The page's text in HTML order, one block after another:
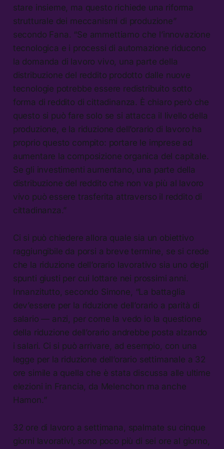
stare insieme, ma questo richiede una riforma
strutturale dei meccanismi di produzione”
secondo Fana. “Se ammettiamo che l’innovazione
tecnologica e i processi di automazione riducono
la domanda di lavoro vivo, una parte della
distribuzione del reddito prodotto dalle nuove
tecnologie potrebbe essere redistribuito sotto
forma di reddito di cittadinanza. È chiaro però che
questo si può fare solo se si attacca il livello della
produzione, e la riduzione dell’orario di lavoro ha
proprio questo compito: portare le imprese ad
aumentare la composizione organica del capitale.
Se gli investimenti aumentano, una parte della
distribuzione del reddito che non va più al lavoro
vivo può essere trasferita attraverso il reddito di
cittadinanza.”
Ci si può chiedere allora quale sia un obiettivo
raggiungibile da porsi a breve termine, se si crede
che la riduzione dell’orario lavorativo sia uno degli
spunti giusti per cui lottare nei prossimi anni.
Innanzitutto, secondo Simone, “La battaglia
dev’essere per la riduzione dell’orario a parità di
salario — anzi, per come la vedo io la questione
della riduzione dell’orario andrebbe posta alzando
i salari. Ci si può arrivare, ad esempio, con una
legge per la riduzione dell’orario settimanale a 32
ore simile a quella che è stata discussa alle ultime
elezioni in Francia, da Melenchon ma anche
Hamon.”
32 ore di lavoro a settimana, spalmate su cinque
giorni lavorativi, sono poco più di sei ore al giorno,